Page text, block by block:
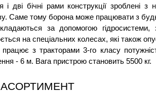
і дві бічні рами конструкції зроблені
Саме тому борона може працювати з
за допомогою
на спеціальних колесах, які також
працює з тракторами 3-го класу
- 6 м. Вага пристрою становить 5500 кг.